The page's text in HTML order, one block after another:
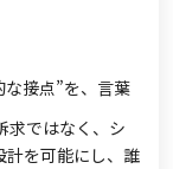
接点”を、言葉
求ではなく、シ
計を可能にし、誰